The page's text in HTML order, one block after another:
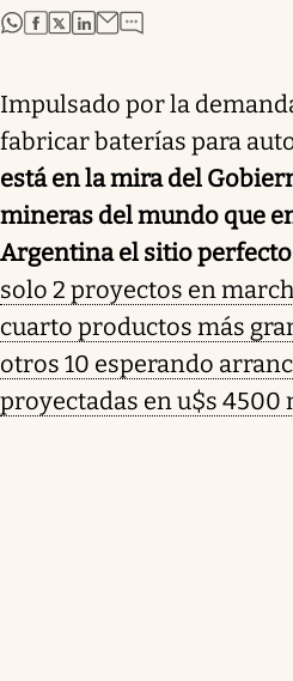
abre en nueva pestaña
abre en nueva pestaña
abre en nueva pestaña
abre en nueva pestaña
Impulsado por la
fabricar baterías para
está en la mira del
mineras del mundo que
Argentina el sitio
solo 2 proyectos en
cuarto productos más
otros 10 esperando
proyectadas en u$s 4500